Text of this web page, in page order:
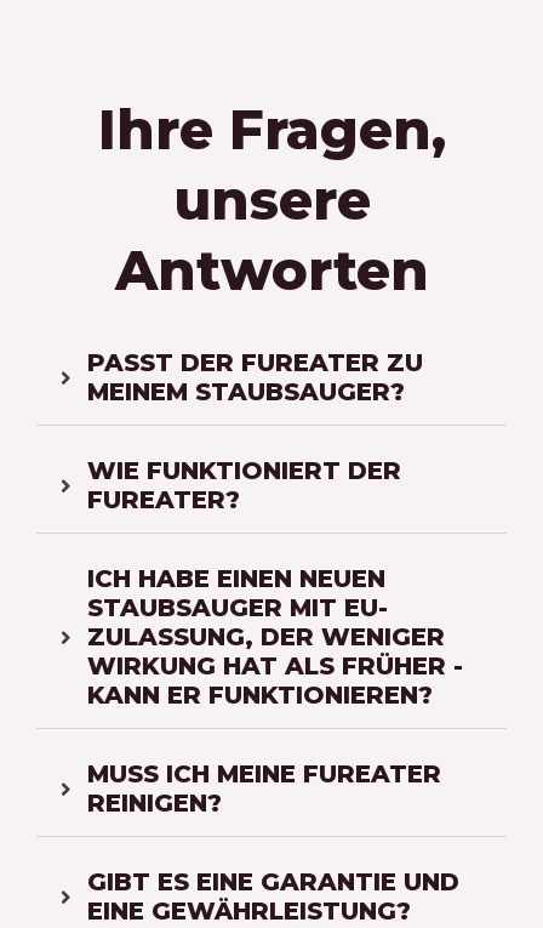
Ihre Fragen,
unsere
Antworten
PASST DER FUREATER ZU
MEINEM STAUBSAUGER?
WIE FUNKTIONIERT DER
FUREATER?
ICH HABE EINEN NEUEN
STAUBSAUGER MIT EU-
ZULASSUNG, DER WENIGER
WIRKUNG HAT ALS FRÜHER -
KANN ER FUNKTIONIEREN?
MUSS ICH MEINE FUREATER
REINIGEN?
GIBT ES EINE GARANTIE UND
EINE GEWÄHRLEISTUNG?